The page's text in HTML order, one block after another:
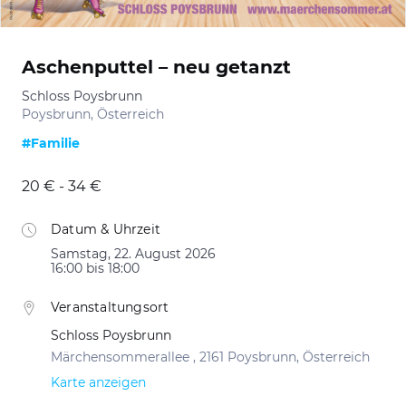
Aschenputtel – neu getanzt
Schloss Poysbrunn
Poysbrunn, Österreich
#Familie
20 € - 34 €
Datum & Uhrzeit
Samstag, 22. August 2026
16:00 bis 18:00
Veranstaltungsort
Schloss Poysbrunn
Märchensommerallee , 2161 Poysbrunn, Österreich
Karte anzeigen